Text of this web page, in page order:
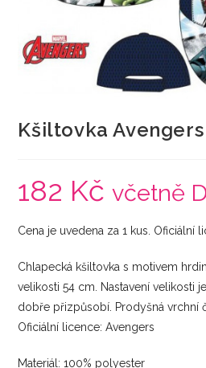
Kšiltovka Avengers
182 Kč včetně
Cena je uvedena za 1 kus. Oficiální
Chlapecká kšiltovka s motivem
velikosti 54 cm. Nastavení velikosti
dobře přizpůsobí. Prodyšná vrchní
Oficiální licence: Avengers
Materiál: 100% polyester